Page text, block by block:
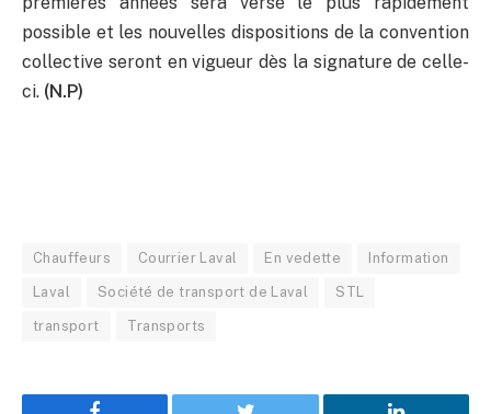
possible et les nouvelles dispositions de la convention
collective seront en vigueur dès la signature de celle-
ci. (N.P)
Chauffeurs Courrier Laval En vedette Information
Laval Société de transport de Laval STL
transport Transports